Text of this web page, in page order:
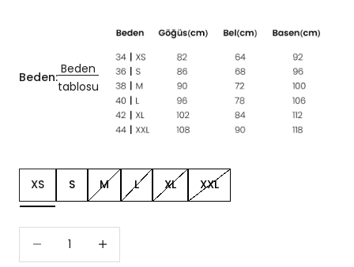
Beden:
Beden
tablosu
XS S M L XL XXL